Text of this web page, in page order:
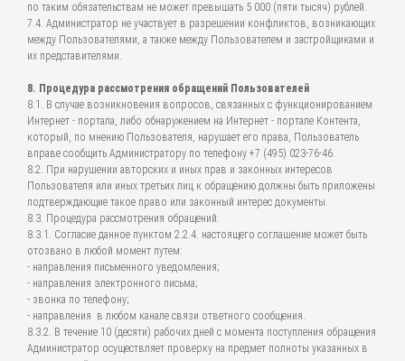
по таким обязательствам не может превышать 5 000 (пяти тысяч) рублей.
7.4. Администратор не участвует в разрешении конфликтов, возникающих
между Пользователями, а также между Пользователем и застройщиками и
их представителями.
8. Процедура рассмотрения обращений Пользователей
8.1. В случае возникновения вопросов, связанных с функционированием
Интернет - портала, либо обнаружением на Интернет - портале Контента,
который, по мнению Пользователя, нарушает его права, Пользователь
вправе сообщить Администратору по телефону +7 (495) 023-76-46.
8.2. При нарушении авторских и иных прав и законных интересов
Пользователя или иных третьих лиц к обращению должны быть приложены
подтверждающие такое право или законный интерес документы.
8.3. Процедура рассмотрения обращений:
8.3.1. Согласие данное пунктом 2.2.4. настоящего соглашение может быть
отозвано в любой момент путем:
- направления письменного уведомления;
- направления электронного письма;
- звонка по телефону;
- направления в любом канале связи ответного сообщения.
8.3.2. В течение 10 (десяти) рабочих дней с момента поступления обращения
Администратор осуществляет проверку на предмет полноты указанных в